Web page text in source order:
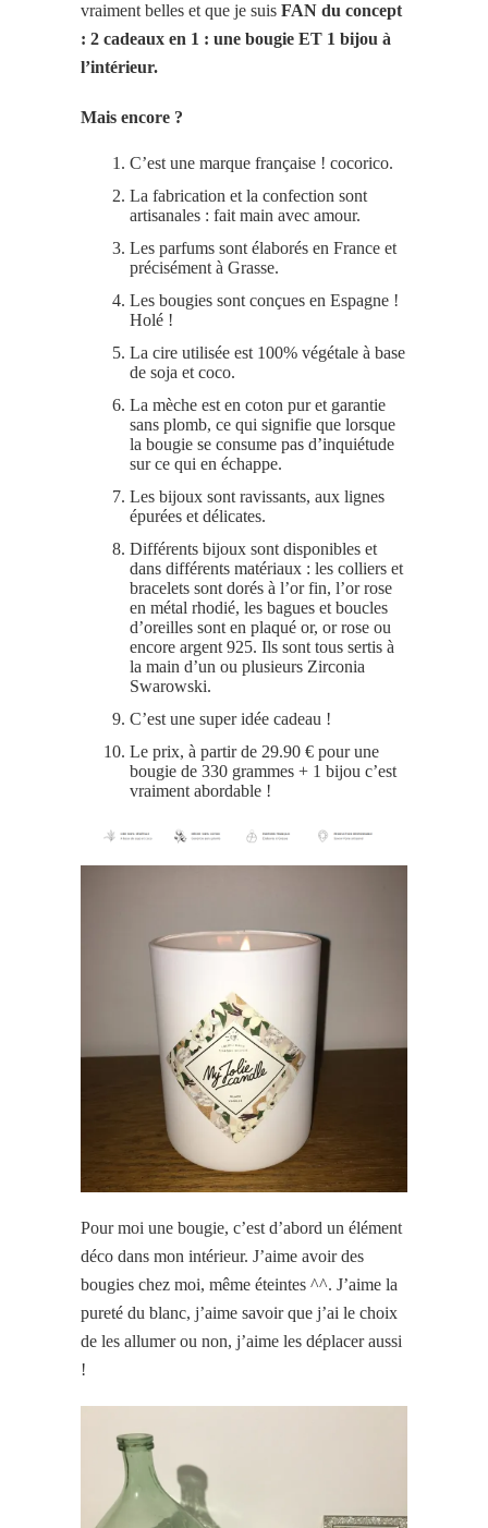
vraiment belles et que je suis FAN du concept
: 2 cadeaux en 1 : une bougie ET 1 bijou à
l’intérieur.
Mais encore ?
C’est une marque française ! cocorico.
La fabrication et la confection sont
artisanales : fait main avec amour.
Les parfums sont élaborés en France et
précisément à Grasse.
Les bougies sont conçues en Espagne !
Holé !
La cire utilisée est 100% végétale à base
de soja et coco.
La mèche est en coton pur et garantie
sans plomb, ce qui signifie que lorsque
la bougie se consume pas d’inquiétude
sur ce qui en échappe.
Les bijoux sont ravissants, aux lignes
épurées et délicates.
Différents bijoux sont disponibles et
dans différents matériaux : les colliers et
bracelets sont dorés à l’or fin, l’or rose
en métal rhodié, les bagues et boucles
d’oreilles sont en plaqué or, or rose ou
encore argent 925. Ils sont tous sertis à
la main d’un ou plusieurs Zirconia
Swarowski.
C’est une super idée cadeau !
Le prix, à partir de 29.90 € pour une
bougie de 330 grammes + 1 bijou c’est
vraiment abordable !
Pour moi une bougie, c’est d’abord un élément
déco dans mon intérieur. J’aime avoir des
bougies chez moi, même éteintes ^^. J’aime la
pureté du blanc, j’aime savoir que j’ai le choix
de les allumer ou non, j’aime les déplacer aussi
!